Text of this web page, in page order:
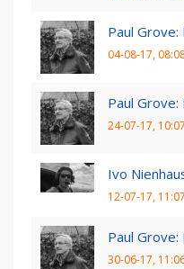
Paul
04-08-17,
Paul
24-07-17, 10:07
Ivo
12-07-17, 11:07
Paul
30-06-17,